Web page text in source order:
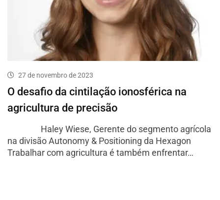
27 de novembro de 2023
O desafio da cintilação ionosférica na
agricultura de precisão
Haley Wiese, Gerente do segmento agrícola
na divisão Autonomy & Positioning da Hexagon
Trabalhar com agricultura é também enfrentar…